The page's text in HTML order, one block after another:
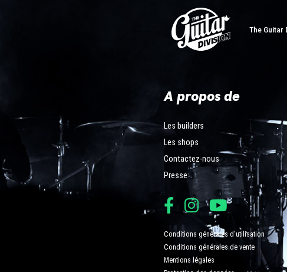
The Guitar
A propos de
Les builders
Les shops
Contactez-nous
Presse
Conditions générales d'utilisation
Conditions générales de vente
Mentions légales